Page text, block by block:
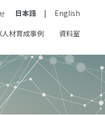
日本語 English
人材育成事例 資料室